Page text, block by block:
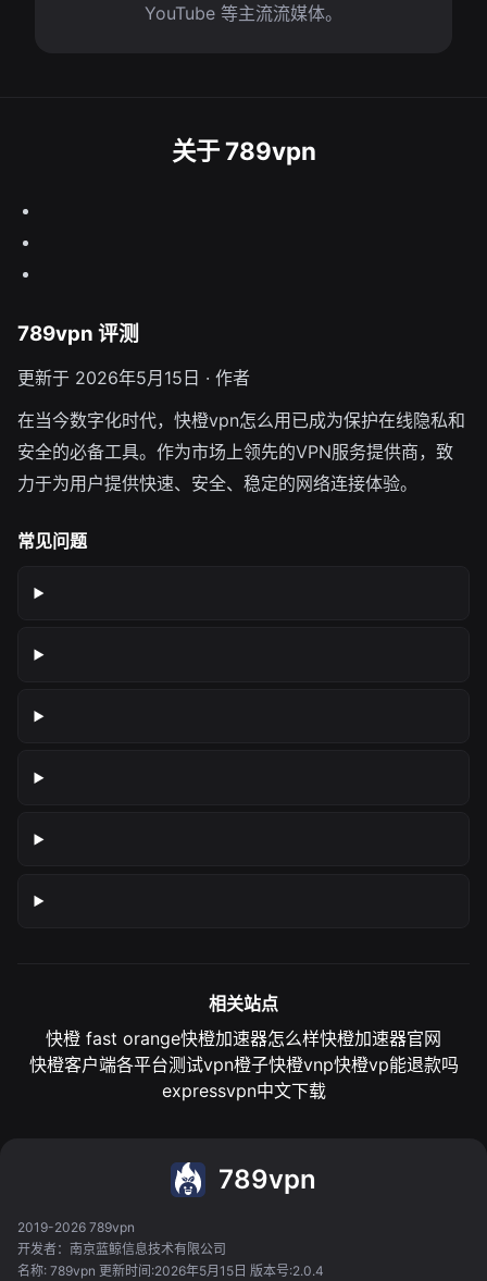
YouTube 等主流流媒体。
关于 789vpn
789vpn 评测
更新于 2026年5月15日 · 作者
在当今数字化时代，快橙vpn怎么用已成为保护在线隐私和
安全的必备工具。作为市场上领先的VPN服务提供商，致
力于为用户提供快速、安全、稳定的网络连接体验。
常见问题
相关站点
快橙 fast orange快橙加速器怎么样快橙加速器官网
快橙客户端各平台测试vpn橙子快橙vnp快橙vp能退款吗
expressvpn中文下载
789vpn
2019-2026 789vpn
开发者：南京蓝鲸信息技术有限公司
名称: 789vpn 更新时间:2026年5月15日 版本号:2.0.4